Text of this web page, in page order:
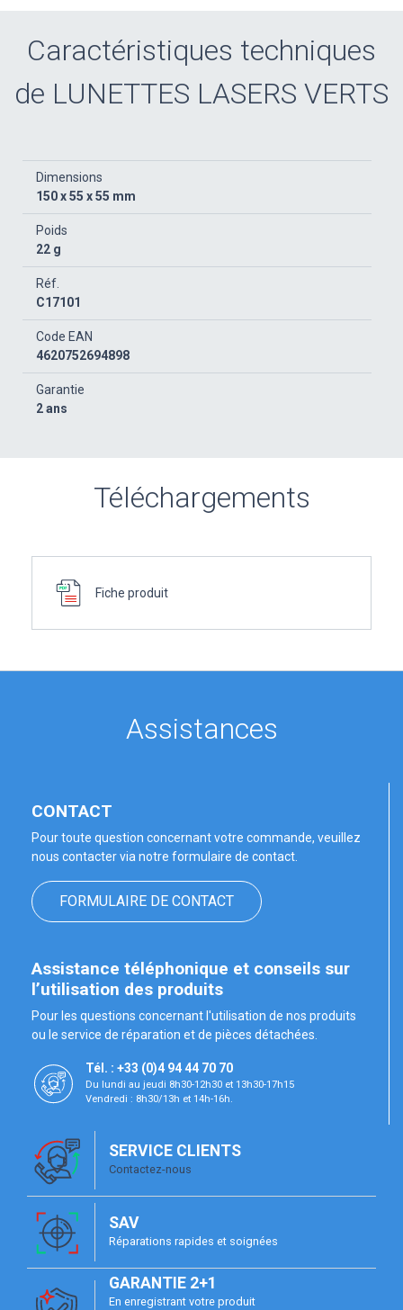
Caractéristiques techniques
de LUNETTES LASERS VERTS
Dimensions
150 x 55 x 55 mm
Poids
22 g
Réf.
C17101
Code EAN
4620752694898
Garantie
2 ans
Téléchargements
Fiche produit
Assistances
CONTACT
Pour toute question concernant votre commande, veuillez
nous contacter via notre formulaire de contact.
FORMULAIRE DE CONTACT
Assistance téléphonique et conseils sur
l’utilisation des produits
Pour les questions concernant l'utilisation de nos produits
ou le service de réparation et de pièces détachées.
Tél. : +33 (0)4 94 44 70 70
Du lundi au jeudi 8h30-12h30 et 13h30-17h15
Vendredi : 8h30/13h et 14h-16h.
SERVICE CLIENTS
Contactez-nous
SAV
Réparations rapides et soignées
GARANTIE 2+1
En enregistrant votre produit